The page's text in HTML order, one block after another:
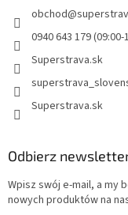
obchod@
0940 643 179 (09:00-
Superstrava.sk
Superstrava.sk
Odbierz
Wpisz swój e-mail, a my
nowych produktów na